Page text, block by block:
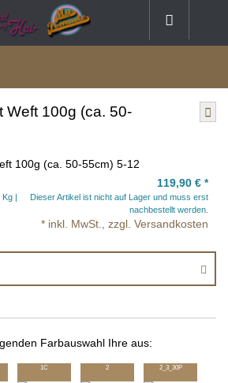
Weft 100g (ca. 50-
119,90 € *
Kg
Dieser Artikel ist nicht auf Lager und muss erst
nachbestellt werden.
* inkl. MwSt., zzgl. Versandkosten
Farbauswahl Ihre aus:
1C 2 2_3_30P